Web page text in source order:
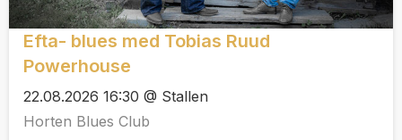
Efta- blues med Tobias Ruud
Powerhouse
22.08.2026 16:30 @ Stallen
Horten Blues Club